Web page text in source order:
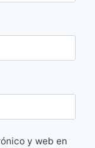
y web en